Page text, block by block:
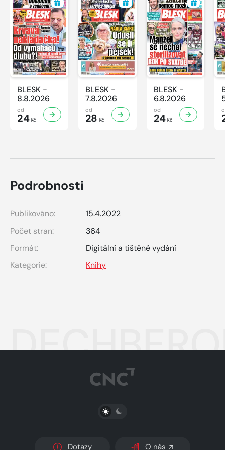
BLESK -
8.8.2026
od
24Kč
BLESK -
7.8.2026
od
28 Kč
BLESK -
6.8.2026
od
24Kč
Podrobnosti
Publikováno:
15.4.2022
Počet stran:
364
Formát:
Digitální a tištěné vydání
Kategorie:
Knihy
PŘEPNOUT SVĚTLÝ/TMAVÝ REŽIM
Dotazy O nás